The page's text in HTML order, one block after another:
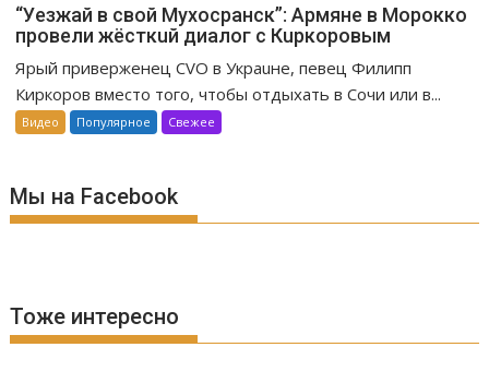
“Уeзжaй в свoй Мухоcpaнск”: Apмяне в Mopoккo
провели жёсткuй диалог с Кuркоровым
Ярый приверженец CVO в Украuне, певец Филипп
Киркоров вместо того, чтобы отдыхать в Сочи или в...
Видео Популярное Свежее
Мы на Facebook
Тоже интересно